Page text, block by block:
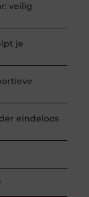
veilig
je
eindeloos